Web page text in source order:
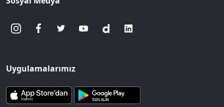
Uygulamalarımız